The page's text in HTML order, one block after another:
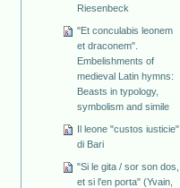
Riesenbeck
"Et conculabis leonem
et draconem".
Embelishments of
medieval Latin hymns:
Beasts in typology,
symbolism and simile
Il leone "custos iusticie"
di Bari
"Si le gita / sor son dos,
et si l'en porta" (Yvain,